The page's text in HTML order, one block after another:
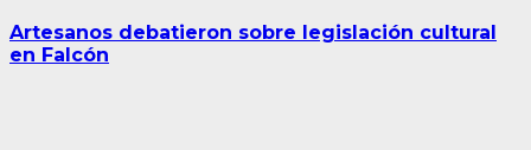
de
entradas
Artesanos debatieron sobre legislación cultural
en Falcón